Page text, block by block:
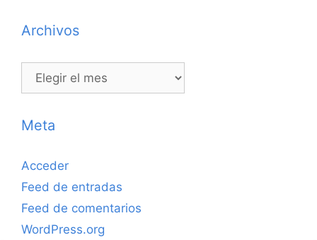
Archivos
Archivos
Meta
Acceder
Feed de entradas
Feed de comentarios
WordPress.org